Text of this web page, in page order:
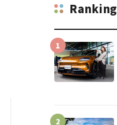
Ranking